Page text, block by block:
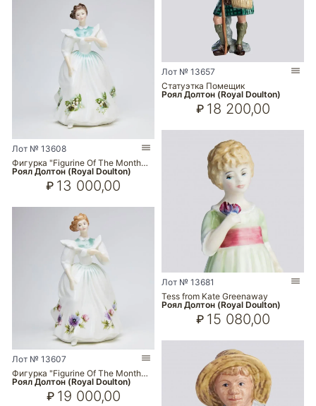
Лот № 13608
Фигурка "Figurine Of The Month…
Роял Долтон (Royal Doulton)
₽ 13 000,00
Лот № 13607
Фигурка "Figurine Of The Month…
Роял Долтон (Royal Doulton)
₽ 19 000,00
Лот № 13657
Статуэтка Помещик
Роял Долтон (Royal Doulton)
₽ 18 200,00
Лот № 13681
Tess from Kate Greenaway
Роял Долтон (Royal Doulton)
₽ 15 080,00